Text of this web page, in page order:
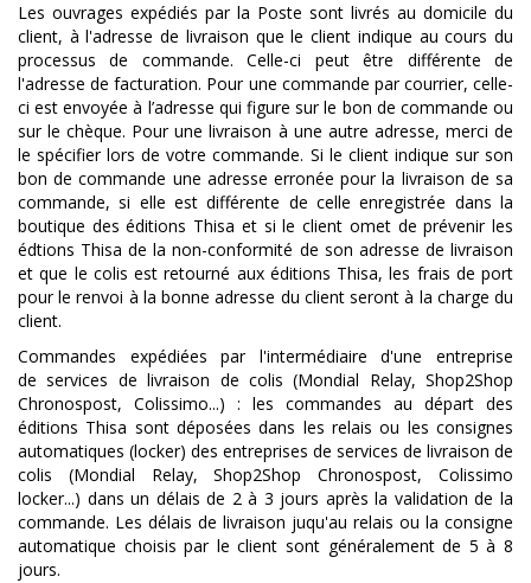
Les ouvrages expédiés par la Poste sont livrés au domicile du
client, à l'adresse de livraison que le client indique au cours du
processus de commande. Celle-ci peut être différente de
l'adresse de facturation. Pour une commande par courrier, celle-
ci est envoyée à l’adresse qui figure sur le bon de commande ou
sur le chèque. Pour une livraison à une autre adresse, merci de
le spécifier lors de votre commande. Si le client indique sur son
bon de commande une adresse erronée pour la livraison de sa
commande, si elle est différente de celle enregistrée dans la
boutique des éditions Thisa et si le client omet de prévenir les
édtions Thisa de la non-conformité de son adresse de livraison
et que le colis est retourné aux éditions Thisa, les frais de port
pour le renvoi à la bonne adresse du client seront à la charge du
client.
Commandes expédiées par l'intermédiaire d'une entreprise
de services de livraison de colis (Mondial Relay, Shop2Shop
Chronospost, Colissimo...) : les commandes au départ des
éditions Thisa sont déposées dans les relais ou les consignes
automatiques (locker) des entreprises de services de livraison de
colis (Mondial Relay, Shop2Shop Chronospost, Colissimo
locker...) dans un délais de 2 à 3 jours après la validation de la
commande. Les délais de livraison juqu'au relais ou la consigne
automatique choisis par le client sont généralement de 5 à 8
jours.